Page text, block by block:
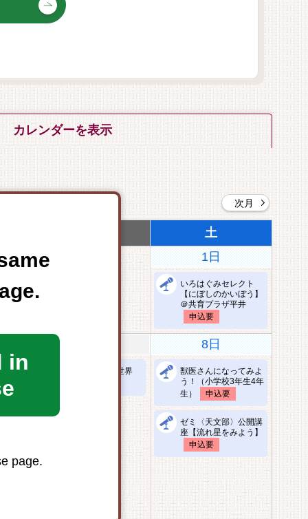
in
page.
カレンダーを表示
次月
土
1日
いろはぐみセレクト
【にぼしのかいぼう】
＠共育プラザ平井
申込要
8日
不思議な真空の世界
獣医さんになってみよ
う！（小学校3年生4年
生）
申込要
ゼミ〈天文部〉公開講
座【流れ星をみよう】
申込要